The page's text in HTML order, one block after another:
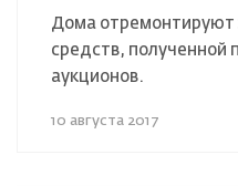
Дома отремонтируют
средств, полученной
аукционов.
10 августа 2017